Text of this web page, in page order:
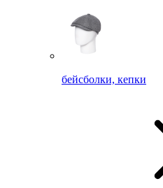
бейсболки, кепки